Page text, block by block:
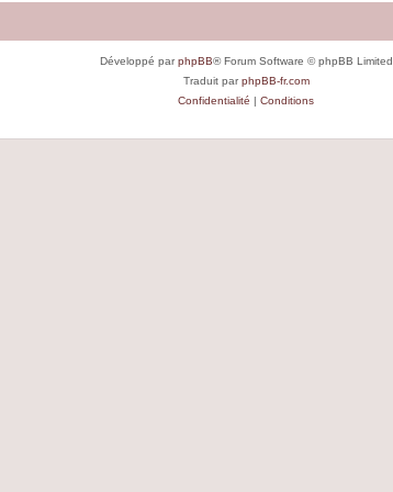
Développé parphpBB® Forum Software © phpBB Limited
Traduit parphpBB-fr.com
Confidentialité | Conditions